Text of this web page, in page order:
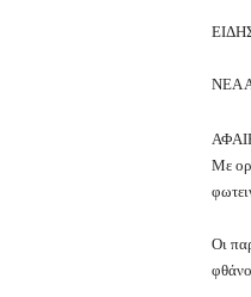
ΝΕΑ
Με
Οι